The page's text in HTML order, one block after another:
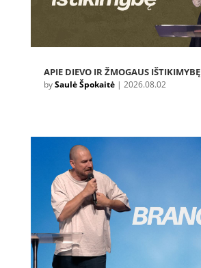
APIE DIEVO IR ŽMOGAUS IŠTIKIMYBĘ
bySaulė Špokaitė| 2026.08.02